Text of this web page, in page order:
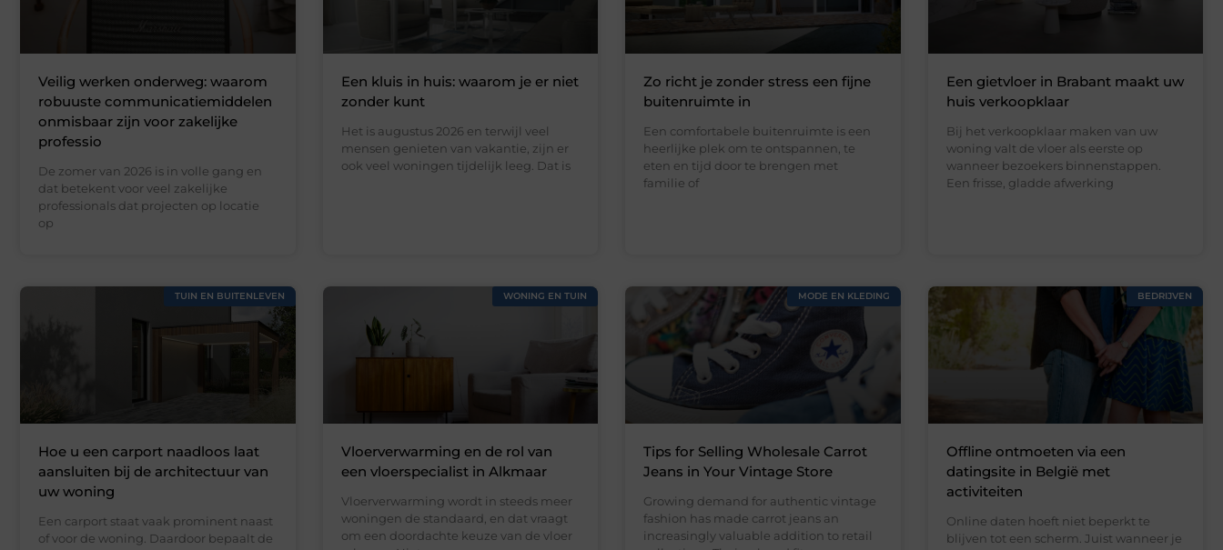
Veilig werken onderweg: waarom
robuuste communicatiemiddelen
onmisbaar zijn voor zakelijke
professio
De zomer van 2026 is in volle gang en
dat betekent voor veel zakelijke
professionals dat projecten op locatie
op
Een kluis in huis: waarom je er niet
zonder kunt
Het is augustus 2026 en terwijl veel
mensen genieten van vakantie, zijn er
ook veel woningen tijdelijk leeg. Dat is
Zo richt je zonder stress een fijne
buitenruimte in
Een comfortabele buitenruimte is een
heerlijke plek om te ontspannen, te
eten en tijd door te brengen met
familie of
Een gietvloer in Brabant maakt uw
huis verkoopklaar
Bij het verkoopklaar maken van uw
woning valt de vloer als eerste op
wanneer bezoekers binnenstappen.
Een frisse, gladde afwerking
TUIN EN BUITENLEVEN
Hoe u een carport naadloos laat
aansluiten bij de architectuur van
uw woning
Een carport staat vaak prominent naast
of voor de woning. Daardoor bepaalt de
WONING EN TUIN
Vloerverwarming en de rol van
een vloerspecialist in Alkmaar
Vloerverwarming wordt in steeds meer
woningen de standaard, en dat vraagt
om een doordachte keuze van de vloer
MODE EN KLEDING
Tips for Selling Wholesale Carrot
Jeans in Your Vintage Store
Growing demand for authentic vintage
fashion has made carrot jeans an
increasingly valuable addition to retail
BEDRIJVEN
Offline ontmoeten via een
datingsite in België met
activiteiten
Online daten hoeft niet beperkt te
blijven tot een scherm. Juist wanneer je